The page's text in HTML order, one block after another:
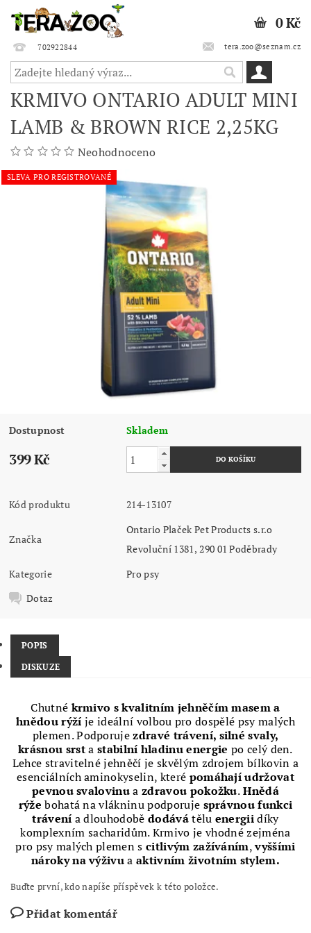
702922844 tera.zoo@seznam.cz
0 Kč
KRMIVO ONTARIO ADULT MINI
LAMB & BROWN RICE 2,25KG
Neohodnoceno
SLEVA PRO REGISTROVANÉ
Dostupnost Skladem
399 Kč
Kód produktu 214-13107
Značka
Ontario Plaček Pet Products s.r.o
Revoluční 1381, 290 01 Poděbrady
Kategorie
Pro psy
Dotaz
POPIS
DISKUZE
Chutné krmivo s kvalitním jehněčím masem a
hnědou rýží je ideální volbou pro dospělé psy malých
plemen. Podporujezdravé trávení, silné svaly,
krásnou srsta stabilní hladinu energie po celý den.
Lehce stravitelné jehněčí je skvělým zdrojem bílkovin a
esenciálních aminokyselin, které pomáhají udržovat
pevnou svalovinuazdravou pokožku.Hnědá
rýže bohatá na vlákninu podporuje správnou funkci
trávení a dlouhodobě dodávátělu energiidíky
komplexním sacharidům. Krmivo je vhodné zejména
pro psy malých plemen scitlivým zažíváním,vyššími
nároky na výživuaaktivním životním stylem.
Buďte první, kdo napíše příspěvek k této položce.
Přidat komentář